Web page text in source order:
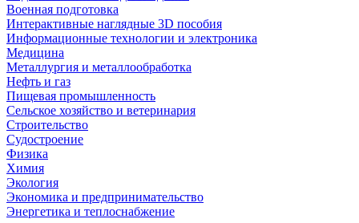
Военная подготовка
Интерактивные наглядные 3D пособия
Информационные технологии и электроника
Медицина
Металлургия и металлообработка
Нефть и газ
Пищевая промышленность
Сельское хозяйство и ветеринария
Строительство
Судостроение
Физика
Химия
Экология
Экономика и предпринимательство
Энергетика и теплоснабжение